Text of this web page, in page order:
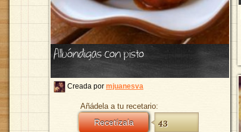
Albóndigas con pisto
Creada por mjuanesva
Añádela a tu recetario:
Recetízala 43